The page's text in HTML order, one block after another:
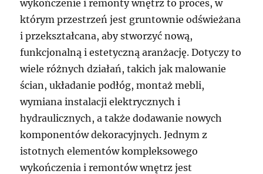
wykończenie i remonty wnętrz to proces, w
którym przestrzeń jest gruntownie odświeżana
i przekształcana, aby stworzyć nową,
funkcjonalną i estetyczną aranżację. Dotyczy to
wiele różnych działań, takich jak malowanie
ścian, układanie podłóg, montaż mebli,
wymiana instalacji elektrycznych i
hydraulicznych, a także dodawanie nowych
komponentów dekoracyjnych. Jednym z
istotnych elementów kompleksowego
wykończenia i remontów wnętrz jest